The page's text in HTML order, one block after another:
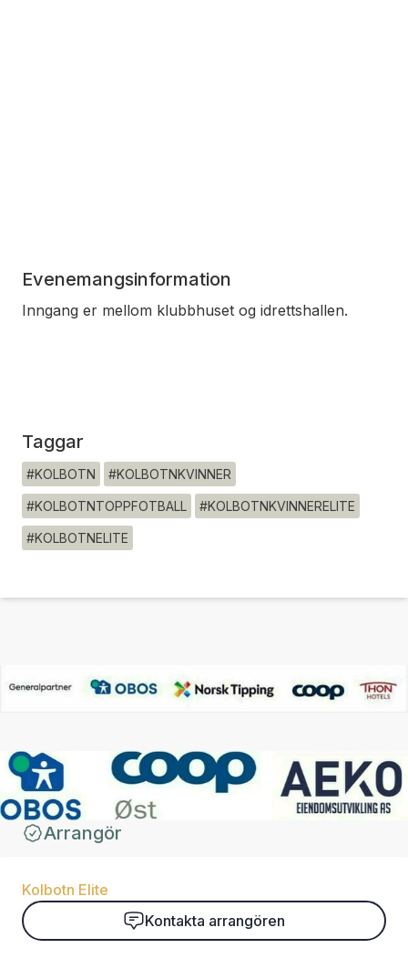
Evenemangsinformation
Inngang er mellom klubbhuset og idrettshallen.
Taggar
#KOLBOTN #KOLBOTNKVINNER
#KOLBOTNTOPPFOTBALL #KOLBOTNKVINNERELITE
#KOLBOTNELITE
Arrangör
Kolbotn Elite
Kontakta arrangören